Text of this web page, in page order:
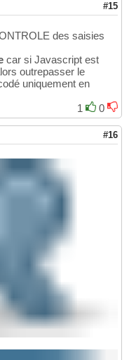
#15
des saisies
car si Javascript est
outrepasser le
uniquement en
1
0
#16